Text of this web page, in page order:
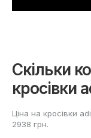
Скільки
кросівки
Ціна на кросівки
2938 грн.